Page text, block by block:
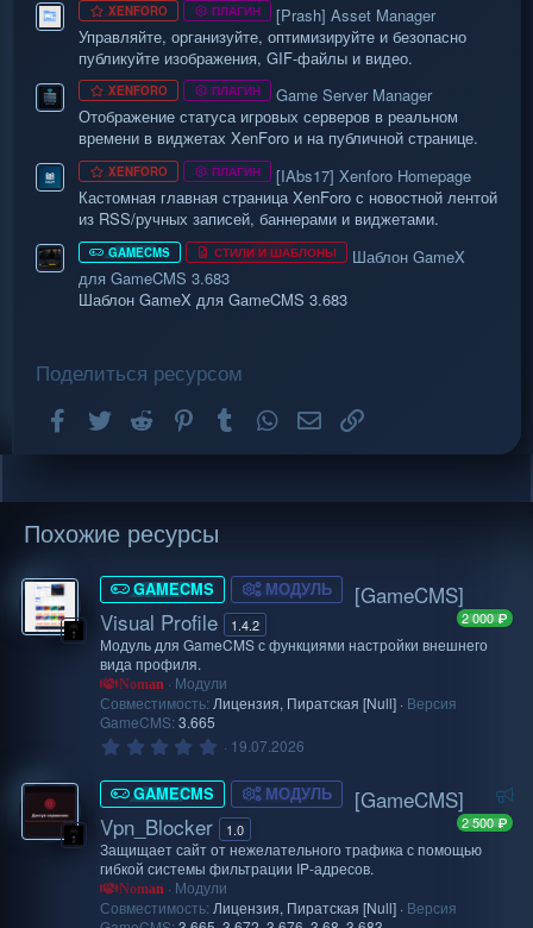
XENFORO ПЛАГИН
[Prash] Asset Manager
Управляйте, организуйте, оптимизируйте и безопасно
публикуйте изображения, GIF-файлы и видео.
XENFORO ПЛАГИН
Game Server Manager
Отображение статуса игровых серверов в реальном
времени в виджетах XenForo и на публичной странице.
XENFORO ПЛАГИН
[IAbs17] Xenforo Homepage
Кастомная главная страница XenForo с новостной лентой
из RSS/ручных записей, баннерами и виджетами.
GAMECMS СТИЛИ И ШАБЛОНЫ
Шаблон GameX
для GameCMS 3.683
Шаблон GameX для GameCMS 3.683
Поделиться ресурсом
Facebook
Twitter Reddit PinterestTumblr WhatsAppЭлектронная почта
Похожие ресурсы
GAMECMS МОДУЛЬ
[GameCMS]
Visual Profile
1.4.2 2 000 ₽
Модуль для GameCMS с функциями настройки внешнего
вида профиля.
Noman
Модули
Совместимость: Лицензия Пиратская [Null] Версия
GameCMS: 3.665
0
0
з
ё
з
д
19.07.2026
Р
GAMECMS МОДУЛЬ
[GameCMS]
Vpn_Blocker
1.0 2 500 ₽
Защищает сайт от нежелательного трафика с помощью
гибкой системы фильтрации IP-адресов.
Noman
Модули
Совместимость: Лицензия Пиратская [Null] Версия